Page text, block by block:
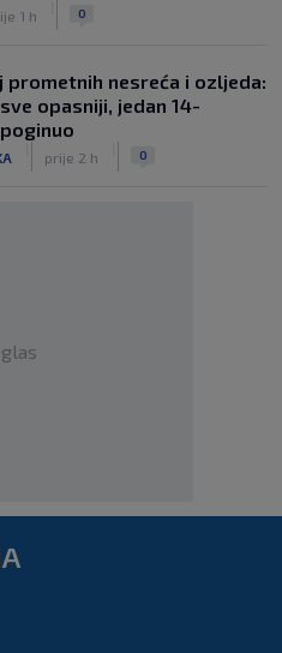
1 h 0
prometnih nesreća i ozljeda:
opasniji, jedan 14-
prije 2 h 0